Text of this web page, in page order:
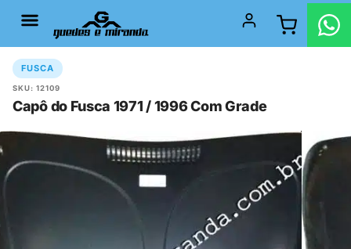
FUSCA
SKU: 12109
Capô do Fusca 1971 / 1996 Com Grade